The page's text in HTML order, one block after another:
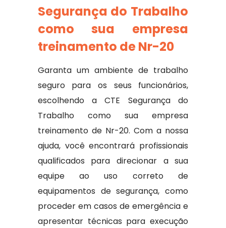
Segurança do Trabalho
como sua empresa
treinamento de Nr-20
Garanta um ambiente de trabalho
seguro para os seus funcionários,
escolhendo a CTE Segurança do
Trabalho como sua empresa
treinamento de Nr-20. Com a nossa
ajuda, você encontrará profissionais
qualificados para direcionar a sua
equipe ao uso correto de
equipamentos de segurança, como
proceder em casos de emergência e
apresentar técnicas para execução